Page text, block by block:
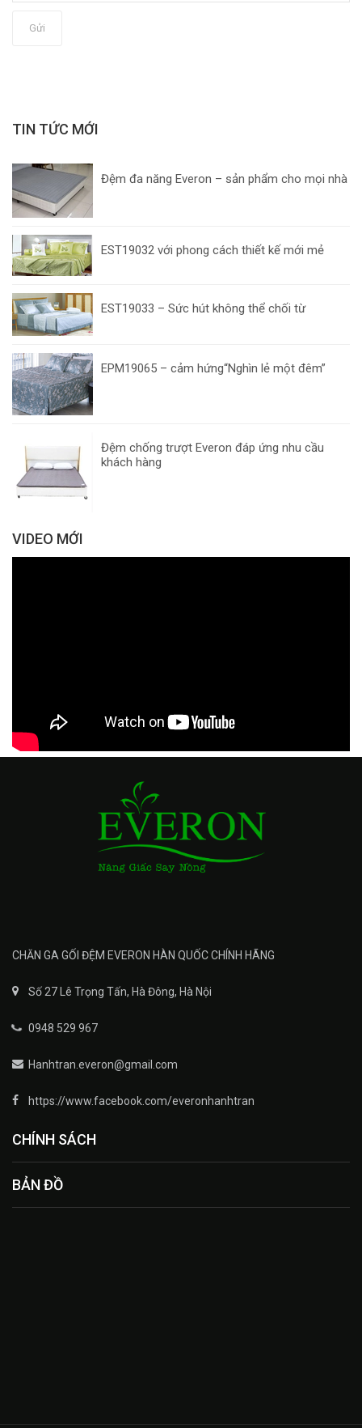
Gửi
TIN TỨC MỚI
Đệm đa năng Everon – sản phẩm cho mọi nhà
EST19032 với phong cách thiết kế mới mẻ
EST19033 – Sức hút không thể chối từ
EPM19065 – cảm hứng“Nghìn lẻ một đêm”
Đệm chống trượt Everon đáp ứng nhu cầu
khách hàng
VIDEO MỚI
CHĂN GA GỐI ĐỆM EVERON HÀN QUỐC CHÍNH HÃNG
Số 27 Lê Trọng Tấn, Hà Đông, Hà Nội
0948 529 967
Hanhtran.everon@gmail.com
https://www.facebook.com/everonhanhtran
CHÍNH SÁCH
BẢN ĐỒ